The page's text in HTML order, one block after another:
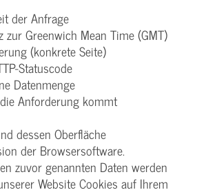
der Anfrage
zur Greenwich Mean Time (GMT)
(konkrete Seite)
Statuscode
Datenmenge
Anforderung kommt
dessen Oberfläche
der Browsersoftware.
zuvor genannten Daten werden
Website Cookies auf Ihrem